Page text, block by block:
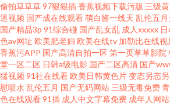
偷拍草草草97狠狠插香蕉视频下载污版 三级
逼视频 国产成在线观看萌白酱一线天 乱伦五
国产精品3p 91综合碰 国产乱女乱 成人xxxxx
色av网址 欧美肥老妇 欧美在线tv 加勒比在线视
香蕉污APP 国产高清自拍一区第一页草草影院
堂一区二区 日韩a级电影 国产二区高清 国产
猛视频 91社在线看欧美日韩黄色片变态另态
慰喷水 乱伦五月 国产无码网站 三级无毒免费
色在线观看91插 成人中文字幕免费 成年人网